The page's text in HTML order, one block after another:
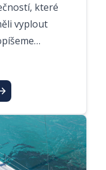
které
vyplout